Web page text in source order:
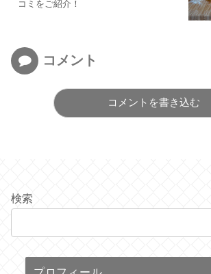
コミをご紹介！
コメント
コメントを書き込む
検索